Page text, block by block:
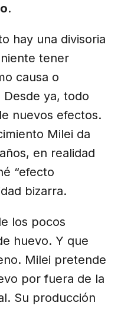
.
hay una divisoria
tener
causa o
ya, todo
nuevos efectos.
Milei da
en realidad
“efecto
bizarra.
los pocos
huevo. Y que
Milei pretende
por fuera de la
Su producción